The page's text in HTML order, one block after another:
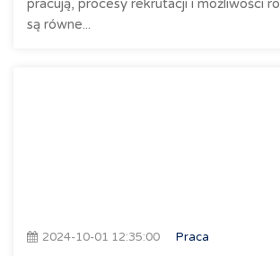
pracują, procesy rekrutacji i możliwości
są równe...
2024-10-01 12:35:00 Praca